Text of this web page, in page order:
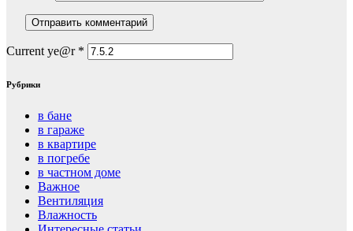
Current ye@r *
Рубрики
в бане
в гараже
в квартире
в погребе
в частном доме
Важное
Вентиляция
Влажность